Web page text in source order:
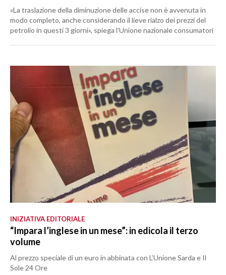
«La traslazione della diminuzione delle accise non è avvenuta in
modo completo, anche considerando il lieve rialzo dei prezzi del
petrolio in questi 3 giorni», spiega l’Unione nazionale consumatori
INIZIATIVA EDITORIALE
“Impara l’inglese in un mese”: in edicola il terzo
volume
Al prezzo speciale di un euro in abbinata con L’Unione Sarda e Il
Sole 24 Ore